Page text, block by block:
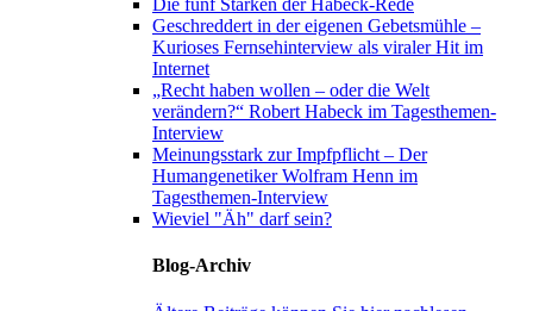
Die fünf Stärken der Habeck-Rede
Geschreddert in der eigenen Gebetsmühle –
Kurioses Fernsehinterview als viraler Hit im
Internet
„Recht haben wollen – oder die Welt
verändern?“ Robert Habeck im Tagesthemen-
Interview
Meinungsstark zur Impfpflicht – Der
Humangenetiker Wolfram Henn im
Tagesthemen-Interview
Wieviel "Äh" darf sein?
Blog-Archiv